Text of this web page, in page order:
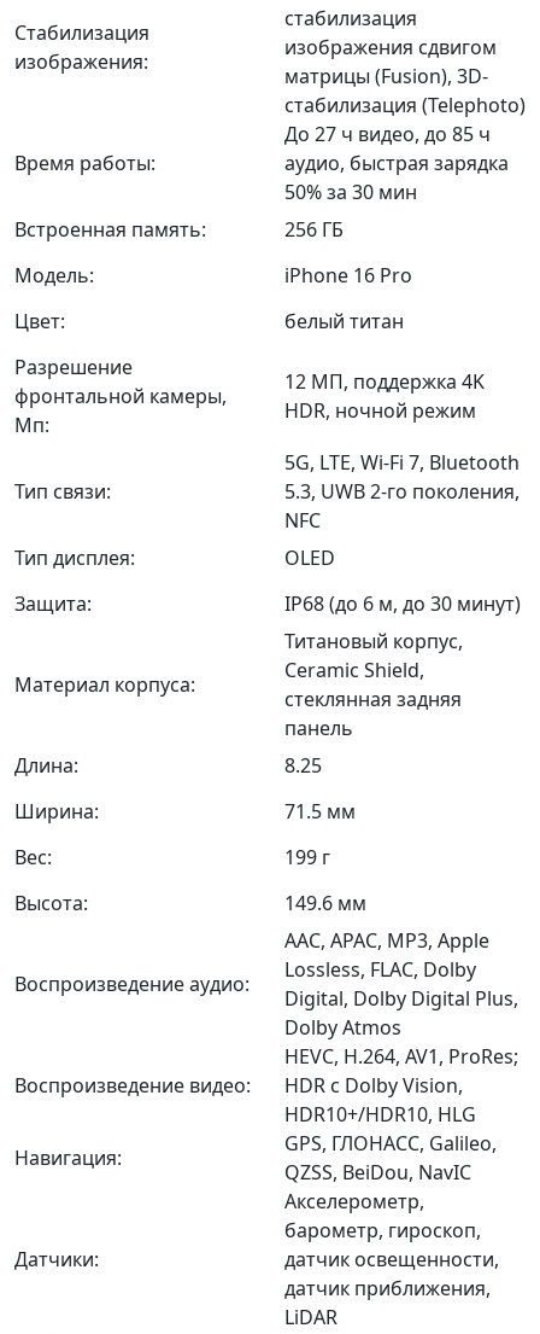
Стабилизация
изображения:
стабилизация
изображения сдвигом
матрицы (Fusion), 3D-
стабилизация (Telephoto)
Время работы:
До 27 ч видео, до 85 ч
аудио, быстрая зарядка
50% за 30 мин
Встроенная память:
256 ГБ
Модель:
iPhone 16 Pro
Цвет:
белый титан
Разрешение
фронтальной камеры,
Мп:
12 МП, поддержка 4K
HDR, ночной режим
Тип связи:
5G, LTE, Wi‑Fi 7, Bluetooth
5.3, UWB 2-го поколения,
NFC
Тип дисплея:
OLED
Защита:
IP68 (до 6 м, до 30 минут)
Материал корпуса:
Титановый корпус,
Ceramic Shield,
стеклянная задняя
панель
Длина:
8.25
Ширина:
71.5 мм
Вес:
199 г
Высота:
149.6 мм
Воспроизведение аудио:
AAC, APAC, MP3, Apple
Lossless, FLAC, Dolby
Digital, Dolby Digital Plus,
Dolby Atmos
Воспроизведение видео:
HEVC, H.264, AV1, ProRes;
HDR с Dolby Vision,
HDR10+/HDR10, HLG
Навигация:
GPS, ГЛОНАСС, Galileo,
QZSS, BeiDou, NavIC
Датчики:
Акселерометр,
барометр, гироскоп,
датчик освещенности,
датчик приближения,
LiDAR